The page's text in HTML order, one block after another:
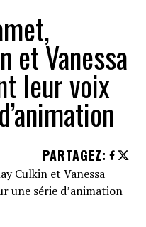
et Vanessa
leur voix
PARTAGEZ: